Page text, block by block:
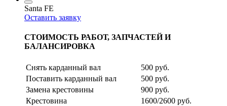
Santa FE
Оставить заявку
СТОИМОСТЬ РАБОТ, ЗАПЧАСТЕЙ И
БАЛАНСИРОВКА
Снять карданный вал
500 руб.
Поставить карданный вал
500 руб.
Замена крестовины
900 руб.
Крестовина
1600/2600 руб.